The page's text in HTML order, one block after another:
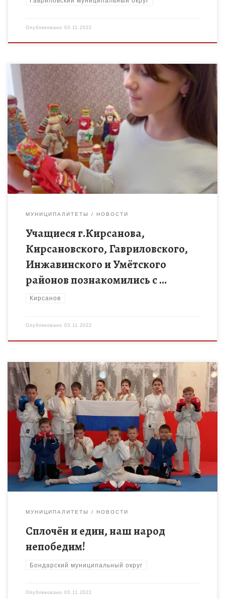
Опубликовано 03.11.2022
1 ноября 2022 года на базе МБУ ДО «Центр детского
творчества» города Кирсанова состоялось вводное занятие
Региональной сетевой школы проектно-исследовательских
технологий в сфере краеведения «Наследники […]
МУНИЦИПАЛИТЕТЫ НОВОСТИ
Учащиеся г.Кирсанова,
Кирсановского, Гавриловского,
Инжавинского и Умётского
районов познакомились с …
Кирсанов
Опубликовано 03.11.2022
«И было тогда такое лютое время Божия гнева, что люди не
чаяли впредь спасения себе; чуть не вся земля Русская
опустела; и прозвали старики наши […]
МУНИЦИПАЛИТЕТЫ НОВОСТИ
Сплочён и един, наш народ
непобедим!
Бондарский муниципальный округ
Опубликовано 03.11.2022